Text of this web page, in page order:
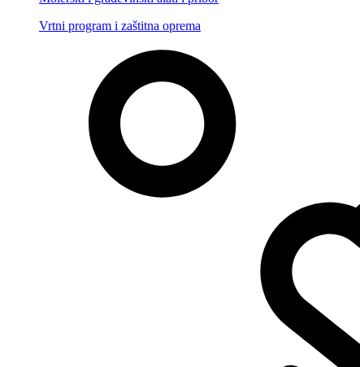
Vrtni program i zaštitna oprema